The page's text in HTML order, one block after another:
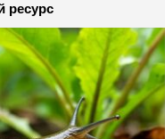
ресурс